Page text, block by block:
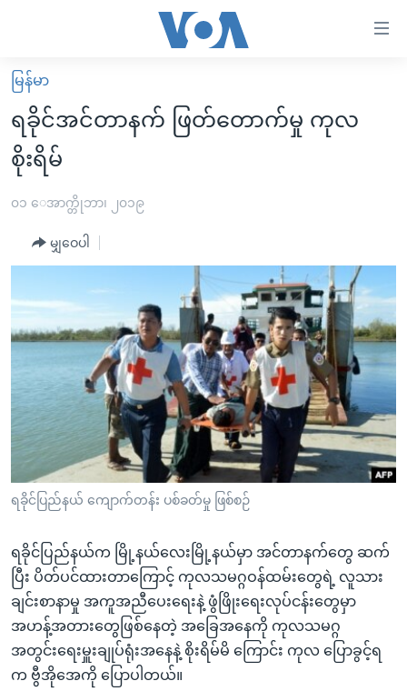
လွယ်ကူ
စေ
သည့်
Link
များ
အကြောင်းအရာ
ကြည့်
ပင်မ
အ
ညွန်း
စာမျက်နှာ
သို့
ကျော်
ရန်
ရှာဖွေ
ရန်
နေရာ
သို့
ကျော်
မူလစာမျက်နှာ
မြန်မာ
ကမ္ဘာ့သတင်းများ
နိုင်ငံတကာ
အစ္စရေး-ပါလက်စတိုင်း
ရပ်ဝန်းတခု လမ်းတခု အလွန်
အင်္ဂလိပ်စာလေ့လာမယ်
အမေရိကန်သုံးအီဒီယံ
မကြေးမုံရဲ့ အင်္ဂလိပ်စာ
ရုပ်ရှင်ထဲက အင်္ဂလိပ်စာ
သုတပဒေသာ အင်္ဂလိပ်စာ
အပတ်စဉ်ကဏ္ဍများ
တီဗွီ
ရေဒီယိုနှင့်ရုပ်သံ အချက်အလက်များ
ရေဒီယို/တီဗွီအစီအစဉ်
Learning English
ဗွီအိုအေ လူမှုကွန်ယက်များ
ဘာသာစကားများ
မြန်မာ
ရခိုင်အင်တာနက် ဖြတ်တောက်မှု ကုလ
စိုးရိမ်
၀၁ ေအာက္တိုဘာ၊ ၂၀၁၉
မျှဝေပါ
ရခိုင်ပြည်နယ် ကျောက်တန်း ပစ်ခတ်မှု ဖြစ်စဉ်
ရခိုင်ပြည်နယ်က မြို့နယ်လေးမြို့နယ်မှာ အင်တာနက်တွေ ဆက်
ပြီး ပိတ်ပင်ထားတာကြောင့် ကုလသမဂ္ဂဝန်ထမ်းတွေရဲ့ လူသား
ချင်းစာနာမှု အကူအညီပေးရေးနဲ့ ဖွံဖြိုးရေးလုပ်ငန်းတွေမှာ
အဟန့်အတားတွေဖြစ်နေတဲ့ အခြေအနေကို ကုလသမဂ္ဂ
အတွင်းရေးမှူးချုပ်ရုံးအနေနဲ့ စိုးရိမ်မိ ကြောင်း ကုလ ပြောခွင့်ရ
က ဗွီအိုအေကို ပြောပါတယ်။